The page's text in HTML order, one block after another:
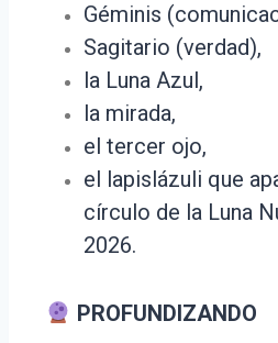
Géminis
Sagitario (verdad),
la Luna Azul,
la mirada,
el tercer ojo,
el lapislázuli que
círculo de la Luna
2026.
PROFUNDIZANDO